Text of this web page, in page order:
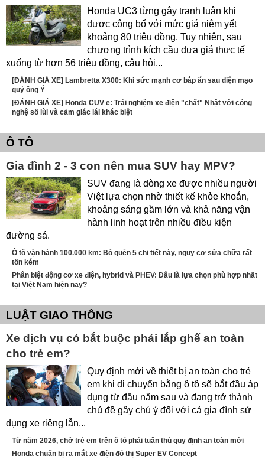
Honda UC3 từng gây tranh luận khi
được công bố với mức giá niêm yết
khoảng 80 triệu đồng. Tuy nhiên, sau
chương trình kích cầu đưa giá thực tế
xuống từ hơn 56 triệu đồng, câu hỏi...
[ĐÁNH GIÁ XE] Lambretta X300: Khi sức mạnh cơ bắp ẩn sau diện mạo
quý ông Ý
[ĐÁNH GIÁ XE] Honda CUV e: Trải nghiệm xe điện "chất" Nhật với công
nghệ số lùi và cảm giác lái khác biệt
Ô TÔ
Gia đình 2 - 3 con nên mua SUV hay MPV?
SUV đang là dòng xe được nhiều người
Việt lựa chọn nhờ thiết kế khỏe khoắn,
khoảng sáng gầm lớn và khả năng vận
hành linh hoạt trên nhiều điều kiện
đường sá.
Ô tô vận hành 100.000 km: Bỏ quên 5 chi tiết này, nguy cơ sửa chữa rất
tốn kém
Phân biệt động cơ xe điện, hybrid và PHEV: Đâu là lựa chọn phù hợp nhất
tại Việt Nam hiện nay?
LUẬT GIAO THÔNG
Xe dịch vụ có bắt buộc phải lắp ghế an toàn
cho trẻ em?
Quy định mới về thiết bị an toàn cho trẻ
em khi di chuyển bằng ô tô sẽ bắt đầu áp
dụng từ đầu năm sau và đang trở thành
chủ đề gây chú ý đối với cả gia đình sử
dụng xe riêng lẫn...
Từ năm 2026, chở trẻ em trên ô tô phải tuân thủ quy định an toàn mới
Honda chuẩn bị ra mắt xe điện đô thị Super EV Concept